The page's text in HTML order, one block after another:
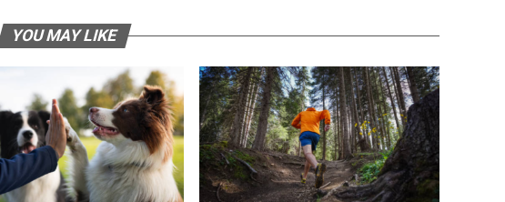
YOU MAY LIKE